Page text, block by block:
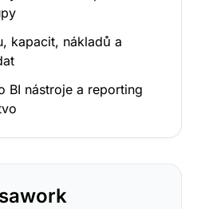
kapacit, nákladů a
BI nástroje a reporting